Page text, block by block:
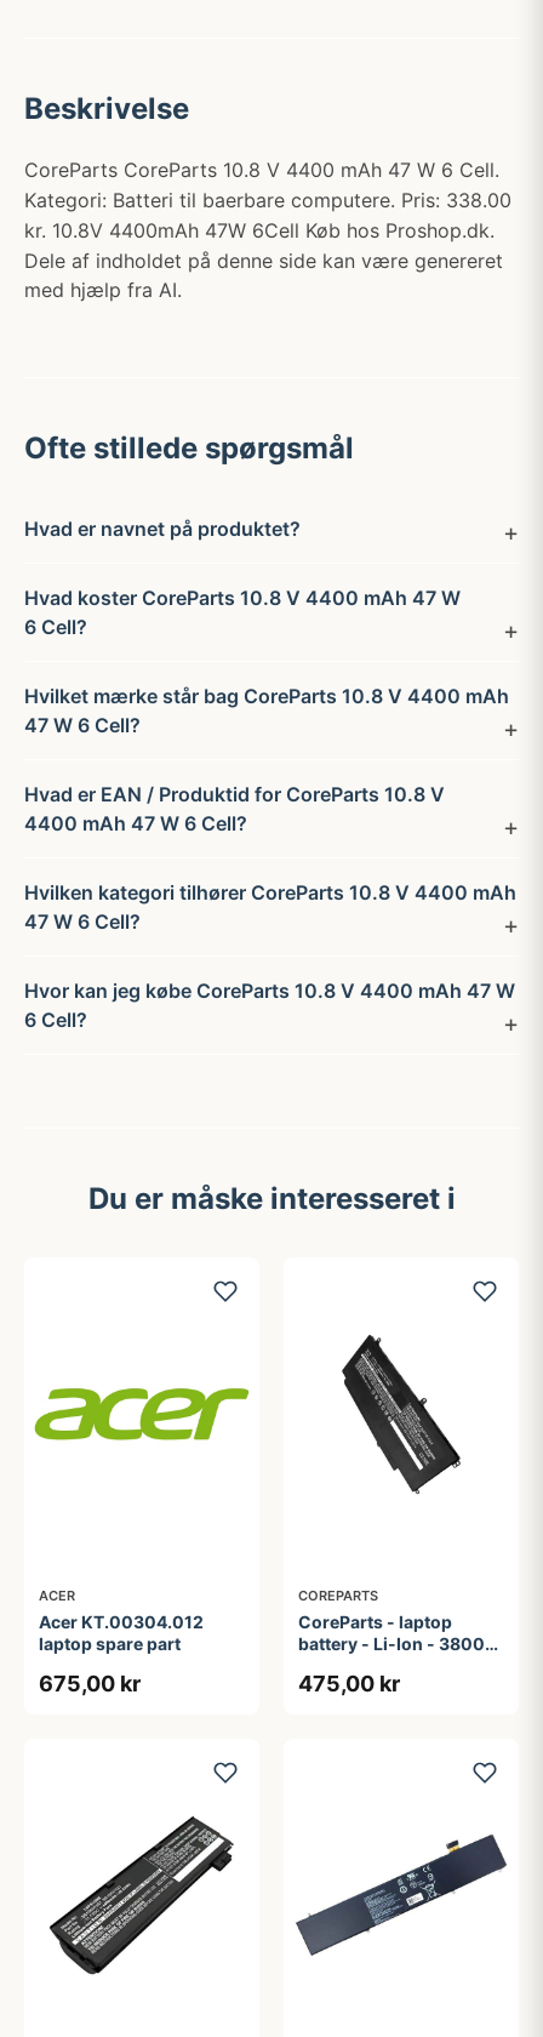
Beskrivelse
CoreParts CoreParts 10.8 V 4400 mAh 47 W 6 Cell.
Kategori: Batteri til baerbare computere. Pris: 338.00
kr. 10.8V 4400mAh 47W 6Cell Køb hos Proshop.dk.
Dele af indholdet på denne side kan være genereret
med hjælp fra AI.
Ofte stillede spørgsmål
Hvad er navnet på produktet?
Hvad koster CoreParts 10.8 V 4400 mAh 47 W
6 Cell?
Hvilket mærke står bag CoreParts 10.8 V 4400 mAh
47 W 6 Cell?
Hvad er EAN / Produktid for CoreParts 10.8 V
4400 mAh 47 W 6 Cell?
Hvilken kategori tilhører CoreParts 10.8 V 4400 mAh
47 W 6 Cell?
Hvor kan jeg købe CoreParts 10.8 V 4400 mAh 47 W
6 Cell?
Du er måske interesseret i
ACER
Acer KT.00304.012
laptop spare part
675,00 kr
COREPARTS
CoreParts - laptop
battery - Li-Ion - 3800
475,00 kr